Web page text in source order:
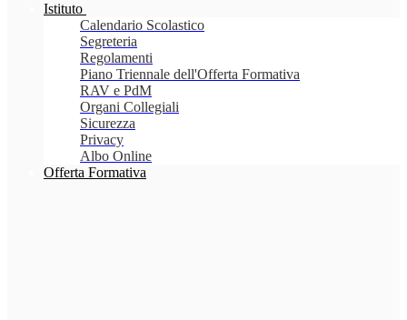
Istituto
Calendario Scolastico
Segreteria
Regolamenti
Piano Triennale dell'Offerta Formativa
RAV e PdM
Organi Collegiali
Sicurezza
Privacy
Albo Online
Offerta Formativa